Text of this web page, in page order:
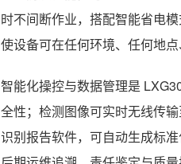
时不间断作业，搭配智能省电
使设备可在任何环境、任何地
智能化操控与数据管理是
全性；检测图像可实时无线传
识别报告软件，可自动生成标